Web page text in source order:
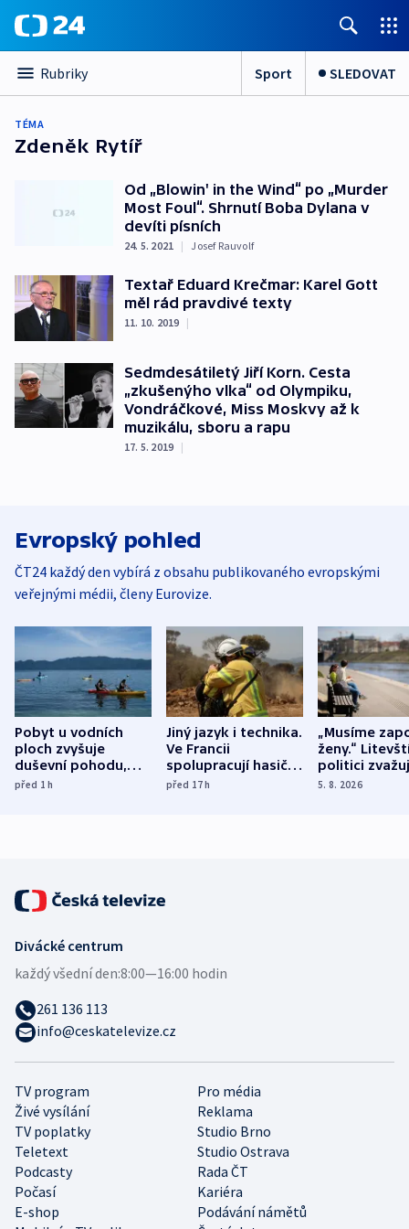
Rubriky Sport SLEDOVAT
TÉMA
Zdeněk Rytíř
Od „Blowin' in the Wind“ po „Murder
Most Foul“. Shrnutí Boba Dylana v
devíti písních
24. 5. 2021 | Josef Rauvolf
Textař Eduard Krečmar: Karel Gott
měl rád pravdivé texty
11. 10. 2019 |
Sedmdesátiletý Jiří Korn. Cesta
„zkušenýho vlka“ od Olympiku,
Vondráčkové, Miss Moskvy až k
muzikálu, sboru a rapu
17. 5. 2019 |
Evropský pohled
ČT24 každý den vybírá z obsahu publikovaného evropskými
veřejnými médii, členy Eurovize.
Pobyt u vodních
ploch zvyšuje
duševní pohodu,
ukázala
před 1h
Jiný jazyk i technika.
Ve Francii
spolupracují hasiči z
různých zemí
před 17h
„Musíme
ženy.“
politici
dohodu o
5. 8. 2026
TV program
Pro média
Živé vysílání
Reklama
TV poplatky
Studio Brno
Teletext
Studio Ostrava
Podcasty
Rada ČT
Počasí
Kariéra
E-shop
Podávání námětů
Divácké centrum
každý všední den:8:00—16:00 hodin
261 136 113
info@ceskatelevize.cz